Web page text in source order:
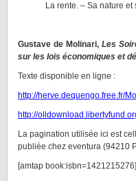
La rente. – Sa nature
Gustave de Molinari, Les
sur les lois économiques et
Texte disponible en ligne :
http://herve.dequengo.free.fr/
http://
La pagination utilisée ici est
publiée chez eventura (94210
[amtap book:isbn=1421215276]